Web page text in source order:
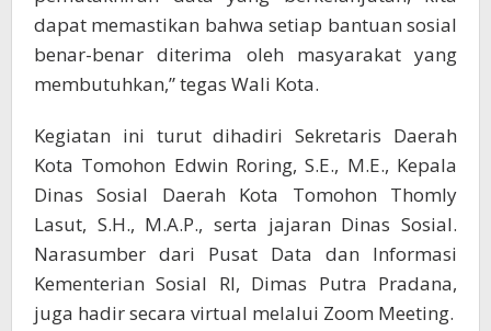
dapat memastikan bahwa setiap bantuan sosial
benar-benar diterima oleh masyarakat yang
membutuhkan,” tegas Wali Kota.
Kegiatan ini turut dihadiri Sekretaris Daerah
Kota Tomohon Edwin Roring, S.E., M.E., Kepala
Dinas Sosial Daerah Kota Tomohon Thomly
Lasut, S.H., M.A.P., serta jajaran Dinas Sosial.
Narasumber dari Pusat Data dan Informasi
Kementerian Sosial RI, Dimas Putra Pradana,
juga hadir secara virtual melalui Zoom Meeting.